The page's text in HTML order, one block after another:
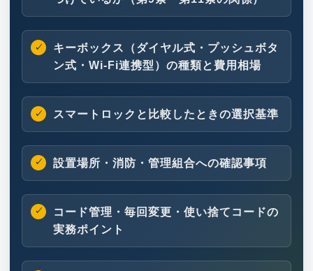
キーボックス（ダイヤル式・プッシュボタ
ン式・Wi-Fi連携型）の種類と費用相場
スマートロックと比較したときの選択基準
設置場所・消防・管理組合への確認事項
コード管理・毎回変更・使い捨てコードの
実務ポイント